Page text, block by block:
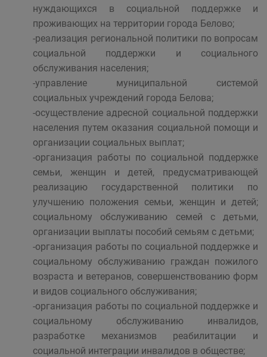
нуждающихся в социальной поддержке и
проживающих на территории города Белово;
-реализация региональной политики по вопросам
социальной поддержки и социального
обслуживания населения;
-управление муниципальной системой
социальных учреждений города Белова;
-осуществление адресной социальной поддержки
населения путем оказания социальной помощи и
организации социальных выплат;
-организация работы по социальной поддержке
семьи, женщин и детей, предусматривающей
реализацию государственной политики по
улучшению положения семьи, женщин и детей;
социальному обслуживанию семей с детьми,
организации выплаты пособий семьям с детьми;
-организация работы по социальной поддержке и
социальному обслуживанию граждан пожилого
возраста и ветеранов, совершенствованию форм
и видов социального обслуживания;
-организация работы по социальной поддержке и
социальному обслуживанию инвалидов,
разработке механизмов реабилитации и
социальной интеграции инвалидов в обществе;